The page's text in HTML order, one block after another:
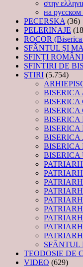
στην
на русском
PECERSKA (36)
PELERINAJE
ROCOR
SFÂNTUL ȘI
SFINȚI ROMÂNI
SFINTIRI DE
ŞTIRI (5.754)
BISERICA
BISERICA
BISERICA
BISERICA
BISERICA
BISERICA
SFÂNTUL
TEODOSIE DE
VIDEO (629)